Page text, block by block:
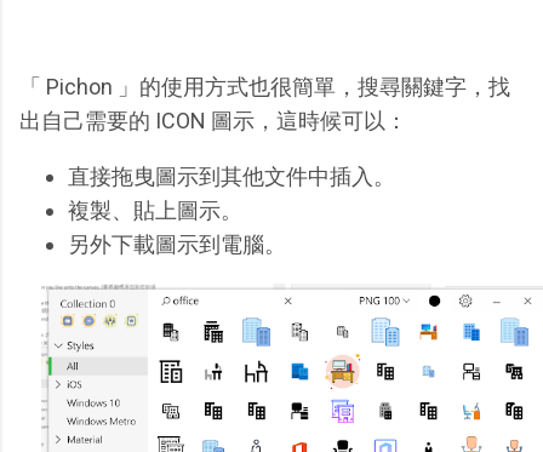
「 Pichon 」的使用方式也很簡單，搜尋關鍵字，找
出自己需要的 ICON 圖示，這時候可以：
直接拖曳圖示到其他文件中插入。
複製、貼上圖示。
另外下載圖示到電腦。